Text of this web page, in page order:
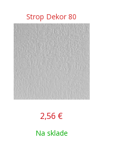
Strop Dekor 80
2,56 €
Na sklade